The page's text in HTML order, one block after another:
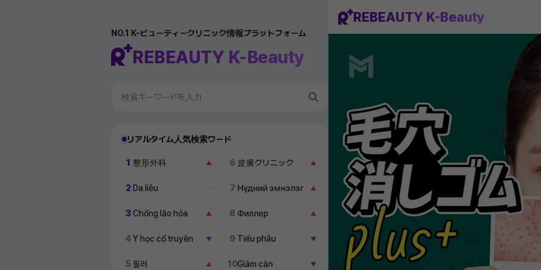
NO.1 K-ビューティークリニック情報プラットフォーム
REBEAUTY K-Beauty
リアルタイム人気検索ワード
1 整形外科 ▲
2 Da liễu –
3 Chống lão hóa ▲
4Y học cổ truyền ▼
5 필러 ▲
6 皮膚クリニック ▲
7 Нүдний эмнэлэг ▲
8 Филлер ▲
9 Tiểu phẫu ▼
10Giảm cân ▼
REBEAUTY K-Beauty